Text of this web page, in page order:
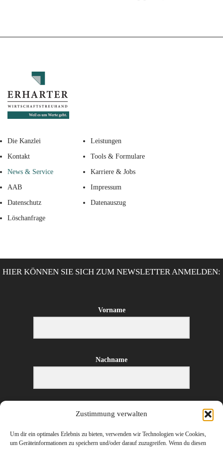
Zustimmung verwalten
Um dir ein optimales Erlebnis zu bieten, verwenden wir Technologien wie Cookies,
um Geräteinformationen zu speichern und/oder darauf zuzugreifen. Wenn du diesen
Die Kanzlei Leistungen
Kontakt Tools & Formulare
News & Service Karriere & Jobs
AAB Impressum
Datenschutz Datenauszug
Löschanfrage
HIER KÖNNEN SIE SICH ZUM NEWSLETTER ANMELDEN:
Vorname
Nachname
E-Mail-Adresse